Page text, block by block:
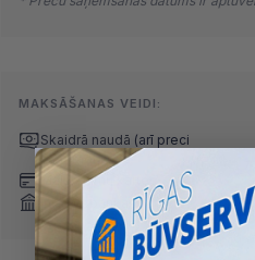
MAKSĀŠANAS VEIDI:
Skaidrā naudā (arī preci
saņemot)
Maksājumu kartes
Internetbankas